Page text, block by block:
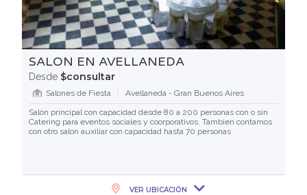
SALON EN AVELLANEDA
Desde $consultar
Salones de Fiesta
Avellaneda - Gran Buenos Aires
Salón principal con capacidad desde 80 a 200 personas con o sin
Catering para eventos sociales y coorporativos. Tambien contamos
con otro salon auxiliar con capacidad hasta 70 personas
VER UBICACIÓN